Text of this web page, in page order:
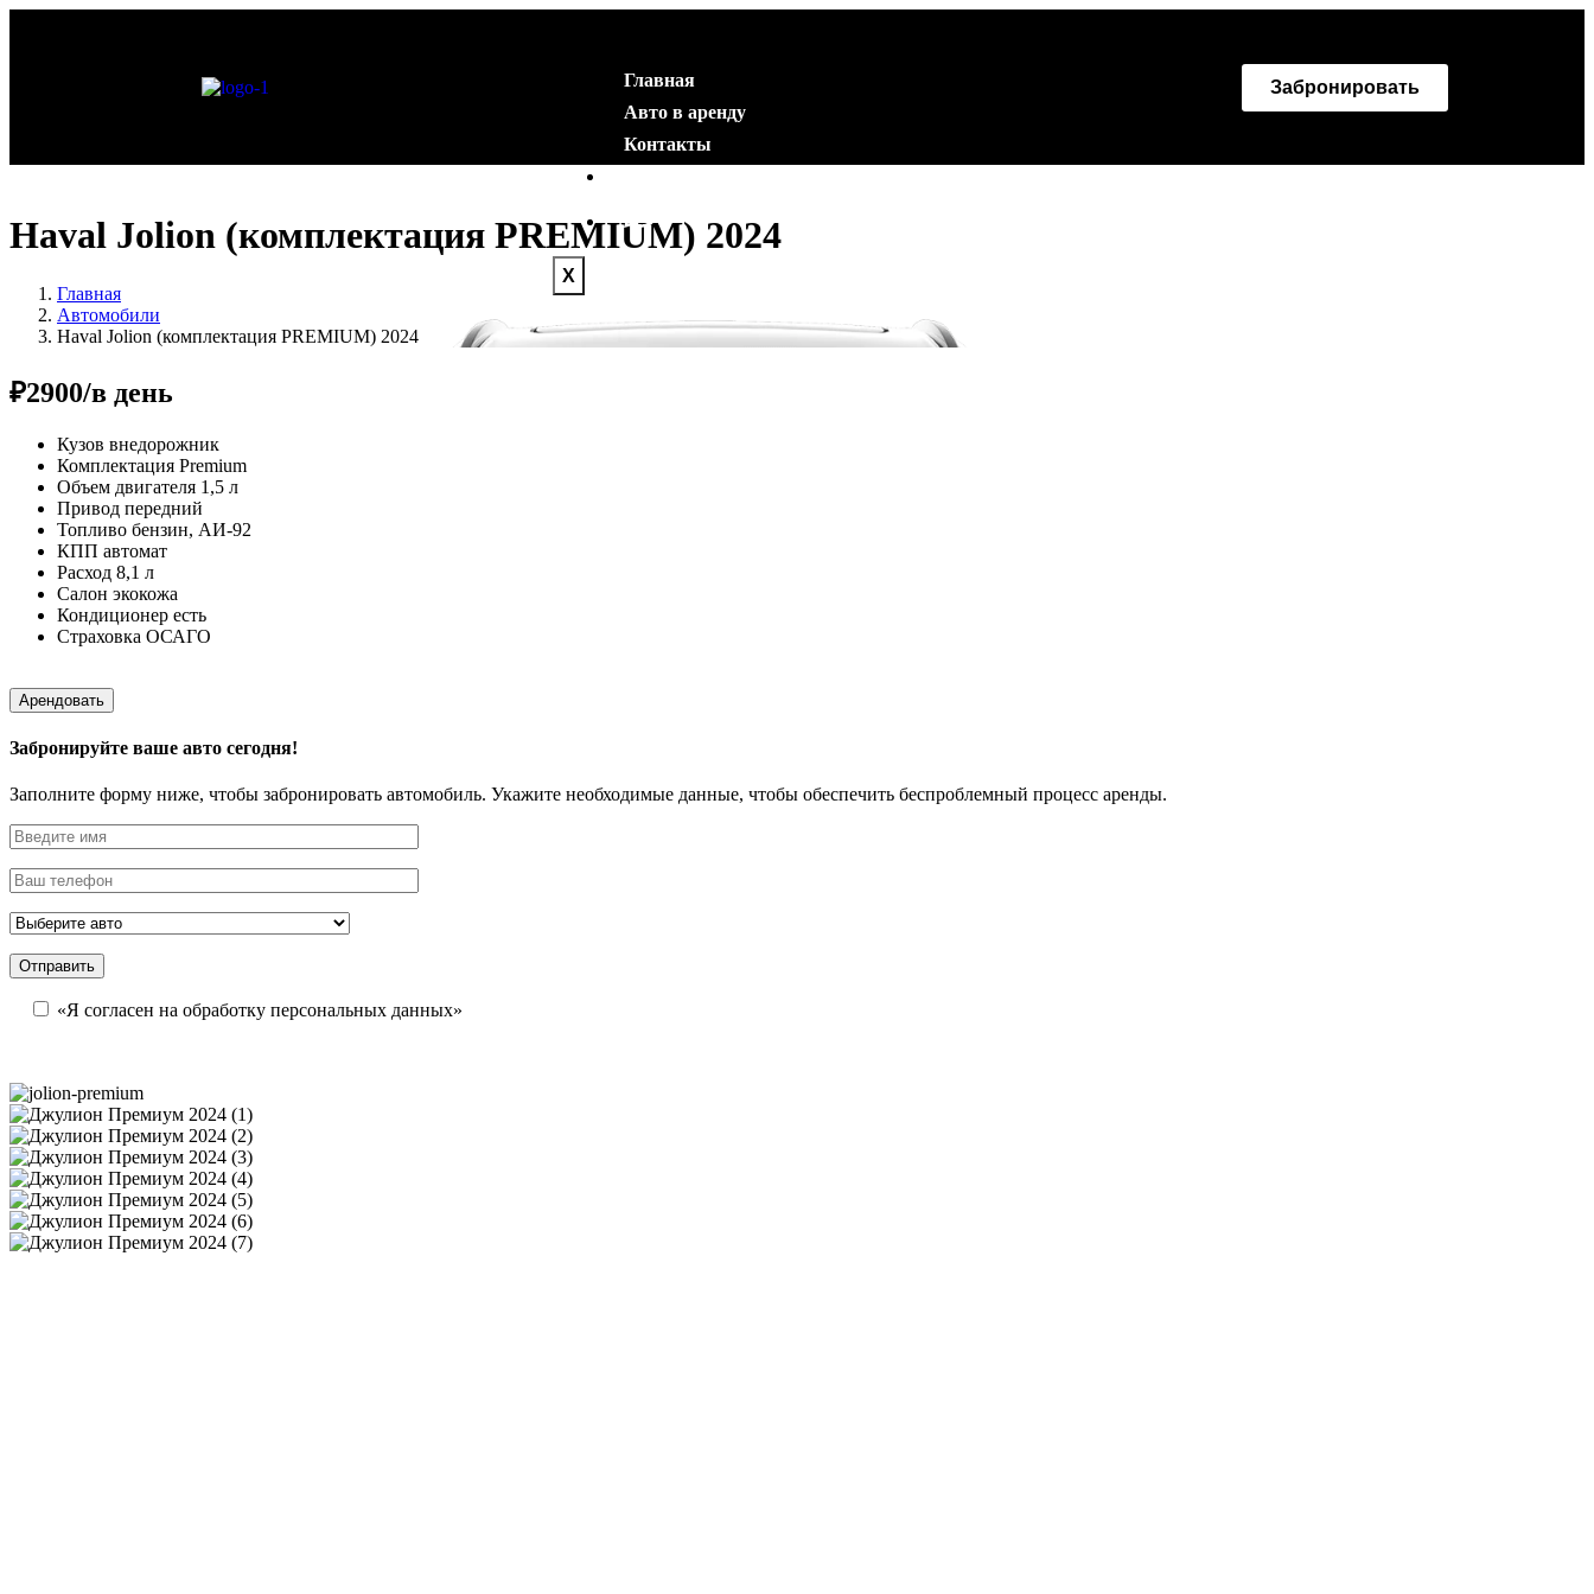
Главная
Авто в аренду
Контакты
X
Забронировать
Haval Jolion (комплектация PREMIUM) 2024
Главная
Автомобили
Haval Jolion (комплектация PREMIUM) 2024
₽2900/в день
Кузов внедорожник
Комплектация Premium
Объем двигателя 1,5 л
Привод передний
Топливо бензин, АИ-92
КПП автомат
Расход 8,1 л
Салон экокожа
Кондиционер есть
Страховка ОСАГО
Арендовать
Забронируйте ваше авто сегодня!
Заполните форму ниже, чтобы забронировать автомобиль. Укажите необходимые данные, чтобы обеспечить беспроблемный процесс аренды.
«Я согласен на обработку персональных данных»